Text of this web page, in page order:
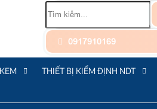
0917910169
THIẾT BỊ KIỂM ĐỊNH NDT